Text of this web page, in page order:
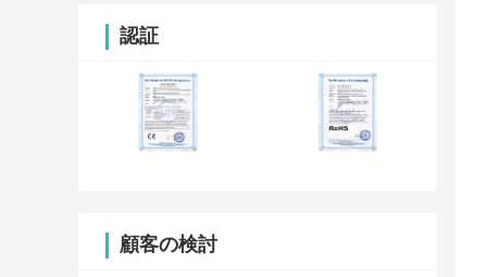
認証
顧客の検討